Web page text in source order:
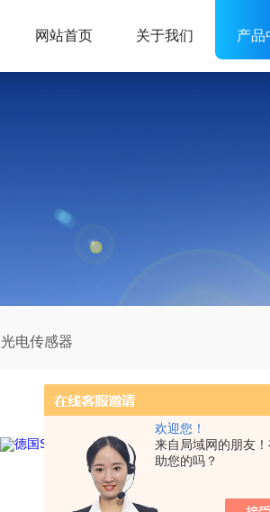
欢迎您！
来自局域网的朋友
助您的吗？
网站首页 关于我们 产品
光电传感器
德
德国